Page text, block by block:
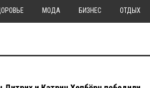
МОДА БИЗНЕС ОТДЫХ